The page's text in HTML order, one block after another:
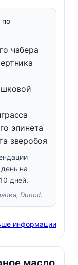
по
чабера
эпинета
зверобоя
на
дней.
Dunod.
информации